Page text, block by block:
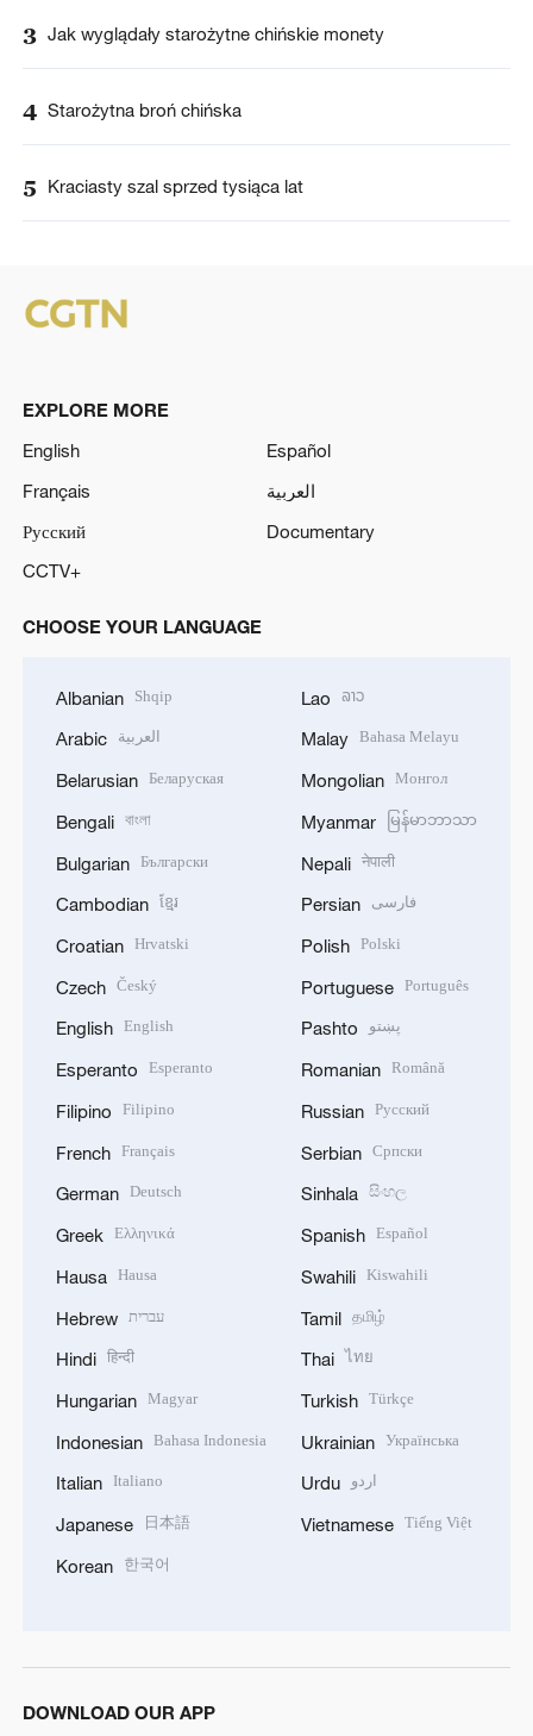
3 Jak wyglądały starożytne chińskie monety
4 Starożytna broń chińska
5 Kraciasty szal sprzed tysiąca lat
EXPLORE MORE
English
Español
Français
العربية
Русский
Documentary
CCTV+
CHOOSE YOUR LANGUAGE
Albanian Shqip
Arabic العربية
Belarusian Беларуская
Bengali বাংলা
Bulgarian Български
Cambodian ខ្មែរ
Croatian Hrvatski
Czech Český
English English
Esperanto Esperanto
Filipino Filipino
French Français
German Deutsch
Greek Ελληνικά
Hausa Hausa
Hebrew עברית
Hindi हिन्दी
Hungarian Magyar
Indonesian Bahasa Indonesia
Italian Italiano
Japanese 日本語
Korean 한국어
Lao ລາວ
Malay Bahasa Melayu
Mongolian Монгол
Myanmar မြန်မာဘာသာ
Nepali नेपाली
Persian فارسی
Polish Polski
Portuguese Português
Pashto پښتو
Romanian Română
Russian Русский
Serbian Српски
Sinhala සිංහල
Spanish Español
Swahili Kiswahili
Tamil தமிழ்
Thai ไทย
Turkish Türkçe
Ukrainian Українська
Urdu اردو
Vietnamese Tiếng Việt
DOWNLOAD OUR APP